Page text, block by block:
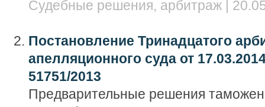
Судебные решения, арбитраж |
Постановление Тринадцатого
апелляционного суда от
51751/2013
Предварительные решения